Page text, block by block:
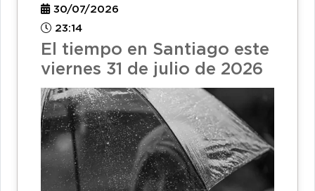
30/07/2026
23:14
El tiempo en Santiago este
viernes 31 de julio de 2026